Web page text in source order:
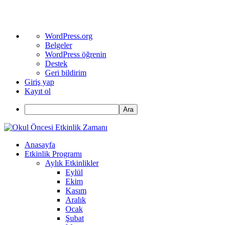
WordPress
hakkında
WordPress.org
Belgeler
WordPress öğrenin
Destek
Geri bildirim
Giriş yap
Kayıt ol
Ara
Anasayfa
Etkinlik Programı
Aylık Etkinlikler
Eylül
Ekim
Kasım
Aralık
Ocak
Şubat